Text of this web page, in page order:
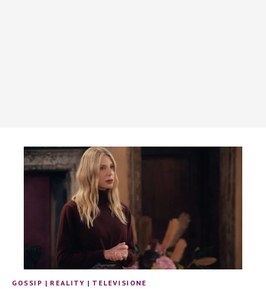
GOSSIP | REALITY | TELEVISIONE